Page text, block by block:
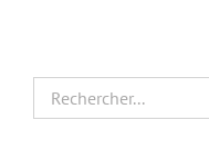
Rechercher: